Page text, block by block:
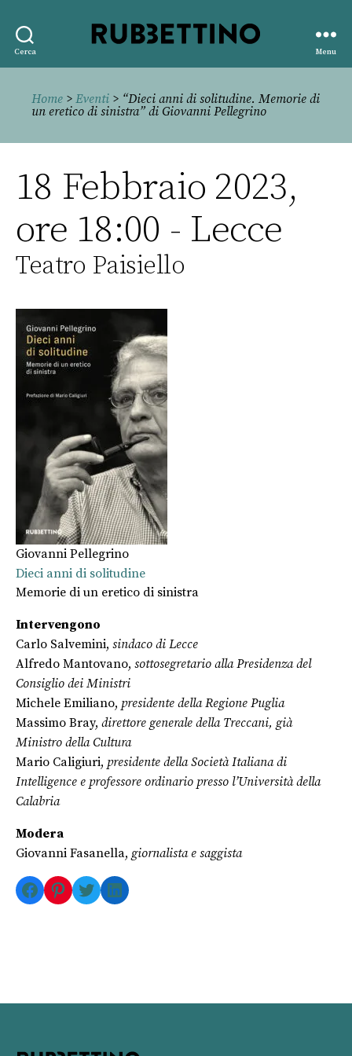
Cerca
editore
Menu
Home > Eventi > “Dieci anni di solitudine. Memorie di
un eretico di sinistra” di Giovanni Pellegrino
18 Febbraio 2023,
ore 18:00 - Lecce
Teatro Paisiello
Giovanni Pellegrino
Dieci anni di solitudine
Memorie di un eretico di sinistra
Intervengono
Carlo Salvemini, sindaco di Lecce
Alfredo Mantovano, sottosegretario alla Presidenza del
Consiglio dei Ministri
Michele Emiliano, presidente della Regione Puglia
Massimo Bray, direttore generale della Treccani, già
Ministro della Cultura
Mario Caligiuri, presidente della Società Italiana di
Intelligence e professore ordinario presso l’Università della
Calabria
Modera
Giovanni Fasanella, giornalista e saggista
Facebook
Pinterest
TwitterLinkedIn